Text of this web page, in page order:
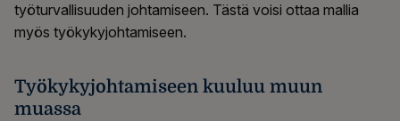
työturvallisuuden johtamiseen. Tästä voisi ottaa mallia
myös työkykyjohtamiseen.
Työkykyjohtamiseen kuuluu muun
muassa